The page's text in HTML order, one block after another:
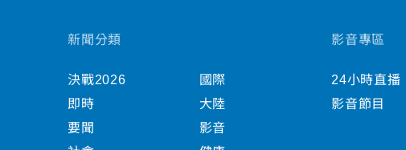
新聞分類
決戰2026
即時
要聞
國際
大陸
影音
影音專區
24小時直播
影音節目